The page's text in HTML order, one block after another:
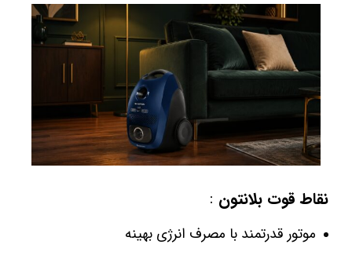
نقاط قوت بلانتون :
موتور قدرتمند با مصرف انرژی بهینه